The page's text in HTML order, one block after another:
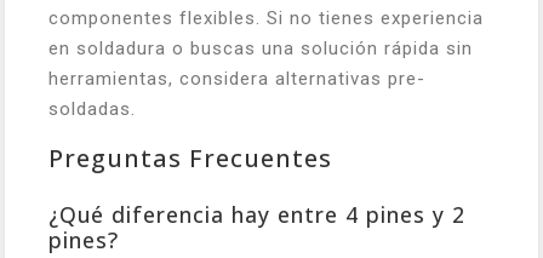
componentes flexibles. Si no tienes experiencia
en soldadura o buscas una solución rápida sin
herramientas, considera alternativas pre-
soldadas.
Preguntas Frecuentes
¿Qué diferencia hay entre 4 pines y 2
pines?